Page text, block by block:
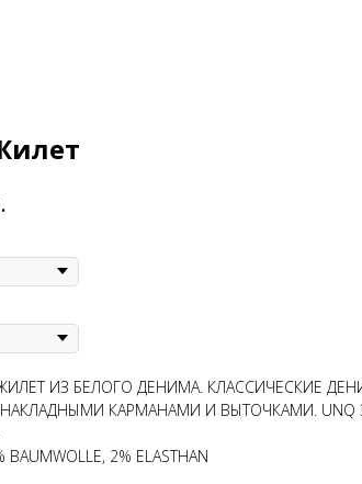
ИЗ БЕЛОГО ДЕНИМА. КЛАССИЧЕСКИЕ
КАРМАНАМИ И ВЫТОЧКАМИ.
2% ELASTHAN